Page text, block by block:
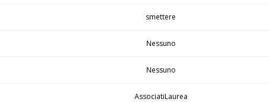
smettere
Nessuno
Nessuno
AssociatiLaurea